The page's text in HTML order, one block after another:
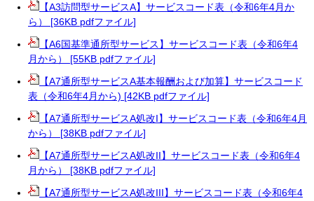
【A3訪問型サービスA】サービスコード表（令和6年4月か
ら） [36KB pdfファイル]
【A6国基準通所型サービス】サービスコード表（令和6年4
月から） [55KB pdfファイル]
【A7通所型サービスA基本報酬および加算】サービスコード
表（令和6年4月から) [42KB pdfファイル]
【A7通所型サービスA処改I】サービスコード表（令和6年4月
から） [38KB pdfファイル]
【A7通所型サービスA処改II】サービスコード表（令和6年4
月から） [38KB pdfファイル]
【A7通所型サービスA処改III】サービスコード表（令和6年4